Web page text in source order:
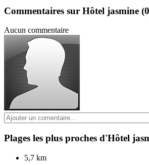
Commentaires sur Hôtel jasmine
Aucun commentaire
Plages les plus proches d'Hôtel
5,7 km